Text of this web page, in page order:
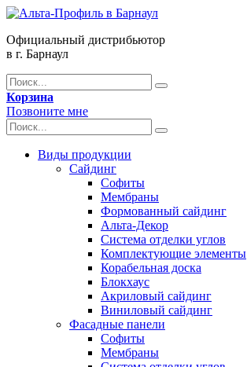
Официальный дистрибьютор
в г. Барнаул
Корзина
Позвоните мне
Виды продукции
Сайдинг
Софиты
Мембраны
Формованный сайдинг
Альта-Декор
Система отделки углов
Комплектующие элементы
Корабельная доска
Блокхаус
Акриловый сайдинг
Виниловый сайдинг
Фасадные панели
Софиты
Мембраны